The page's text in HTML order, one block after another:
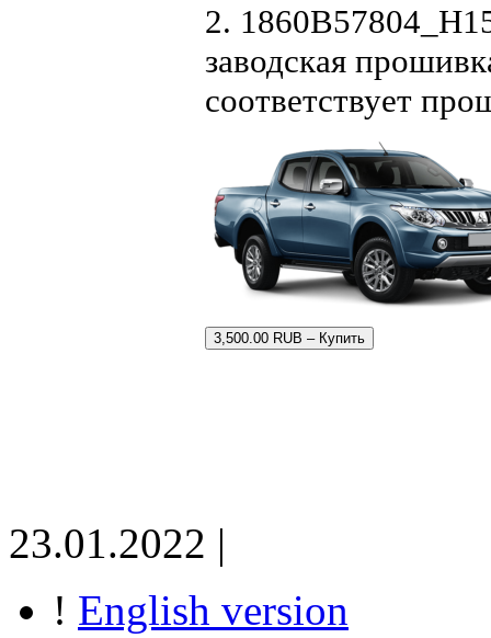
2.
заводская
соответствует
3,500.00 RUB – Купить
23.01.2022 |
! English version